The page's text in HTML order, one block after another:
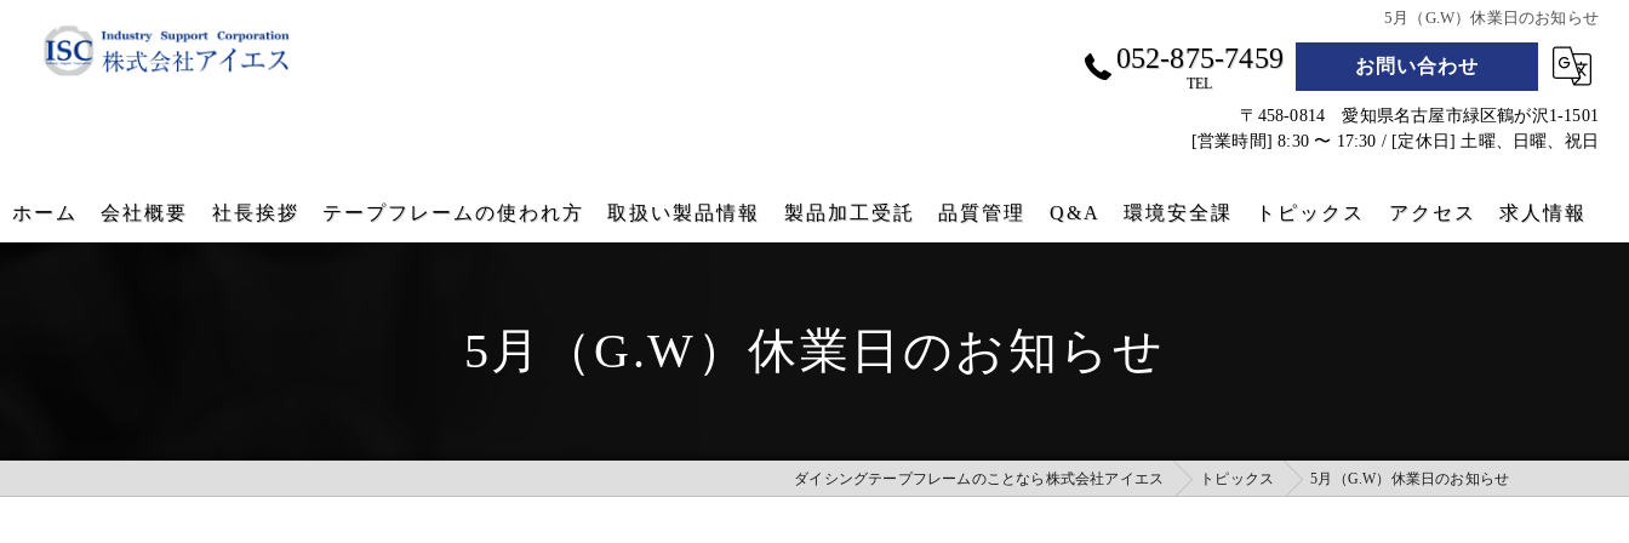
5月（G.W）休業日のお知らせ
052-875-7459
TEL
お問い合わせ
〒458-0814 愛知県名古屋市緑区鶴が沢1-1501
[営業時間] 8:30 〜 17:30 / [定休日] 土曜、日曜、祝日
ホーム 会社概要 社長挨拶 テープフレームの使われ方 取扱い製品情報
角型テープフレーム
IT 樹脂フレーム
製品加工受託
再メッキ加工受託
レーザー刻印受託
品質管理 Q&A 環境安全課
防災グッズ
実績
トピックス アクセス 求人情報
5月（G.W）休業日のお知らせ
ダイシングテープフレームのことなら株式会社アイエス トピックス 5月（G.W）休業日のお知らせ